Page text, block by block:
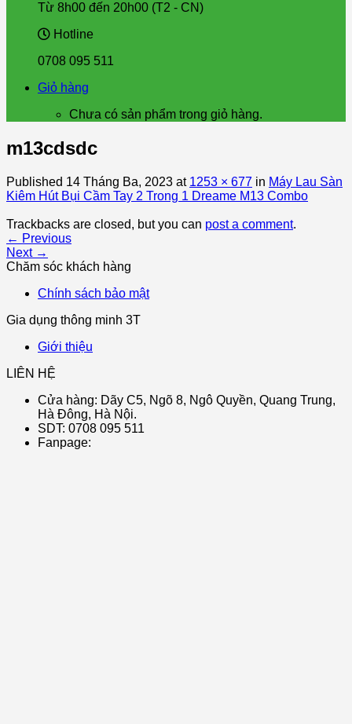
Từ 8h00 đến 20h00 (T2 - CN)
Hotline
0708 095 511
Giỏ hàng
Chưa có sản phẩm trong giỏ hàng.
m13cdsdc
Published 14 Tháng Ba, 2023 at 1253 × 677 in Máy Lau Sàn
Kiêm Hút Bụi Cầm Tay 2 Trong 1 Dreame M13 Combo
Trackbacks are closed, but you can post a comment.
← Previous
Next →
Chăm sóc khách hàng
Chính sách bảo mật
Gia dụng thông minh 3T
Giới thiệu
LIÊN HỆ
Cửa hàng: Dãy C5, Ngõ 8, Ngô Quyền, Quang Trung,
Hà Đông, Hà Nội.
SDT: 0708 095 511
Fanpage: